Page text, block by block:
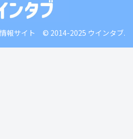
報サイト © 2014-2025 ウインタブ.